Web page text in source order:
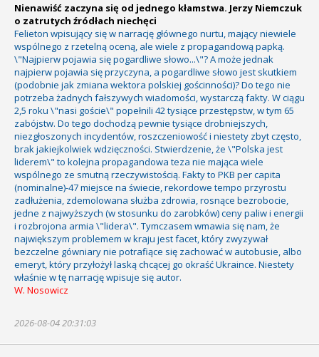
Nienawiść zaczyna się od jednego kłamstwa. Jerzy Niemczuk
o zatrutych źródłach niechęci
Felieton wpisujący się w narrację głównego nurtu, mający niewiele
wspólnego z rzetelną oceną, ale wiele z propagandową papką.
\"Najpierw pojawia się pogardliwe słowo...\"? A może jednak
najpierw pojawia się przyczyna, a pogardliwe słowo jest skutkiem
(podobnie jak zmiana wektora polskiej gościnności)? Do tego nie
potrzeba żadnych fałszywych wiadomości, wystarczą fakty. W ciągu
2,5 roku \"nasi goście\" popełnili 42 tysiące przestępstw, w tym 65
zabójstw. Do tego dochodzą pewnie tysiące drobniejszych,
niezgłoszonych incydentów, roszczeniowość i niestety zbyt często,
brak jakiejkolwiek wdzięczności. Stwierdzenie, że \"Polska jest
liderem\" to kolejna propagandowa teza nie mająca wiele
wspólnego ze smutną rzeczywistością. Fakty to PKB per capita
(nominalne)-47 miejsce na świecie, rekordowe tempo przyrostu
zadłużenia, zdemolowana służba zdrowia, rosnące bezrobocie,
jedne z najwyższych (w stosunku do zarobków) ceny paliw i energii
i rozbrojona armia \"lidera\". Tymczasem wmawia się nam, że
największym problemem w kraju jest facet, który zwyzywał
bezczelne gówniary nie potrafiące się zachować w autobusie, albo
emeryt, który przyłożył laską chcącej go okraść Ukraince. Niestety
właśnie w tę narrację wpisuje się autor.
W. Nosowicz
2026-08-04 20:31:03